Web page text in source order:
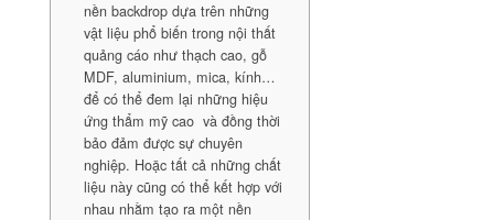
nền backdrop dựa trên những
vật liệu phổ biến trong nội thất
quảng cáo như thạch cao, gỗ
MDF, aluminium, mica, kính…
để có thể đem lại những hiệu
ứng thẩm mỹ cao và đồng thời
bảo đảm được sự chuyên
nghiệp. Hoặc tất cả những chất
liệu này cũng có thể kết hợp với
nhau nhằm tạo ra một nền